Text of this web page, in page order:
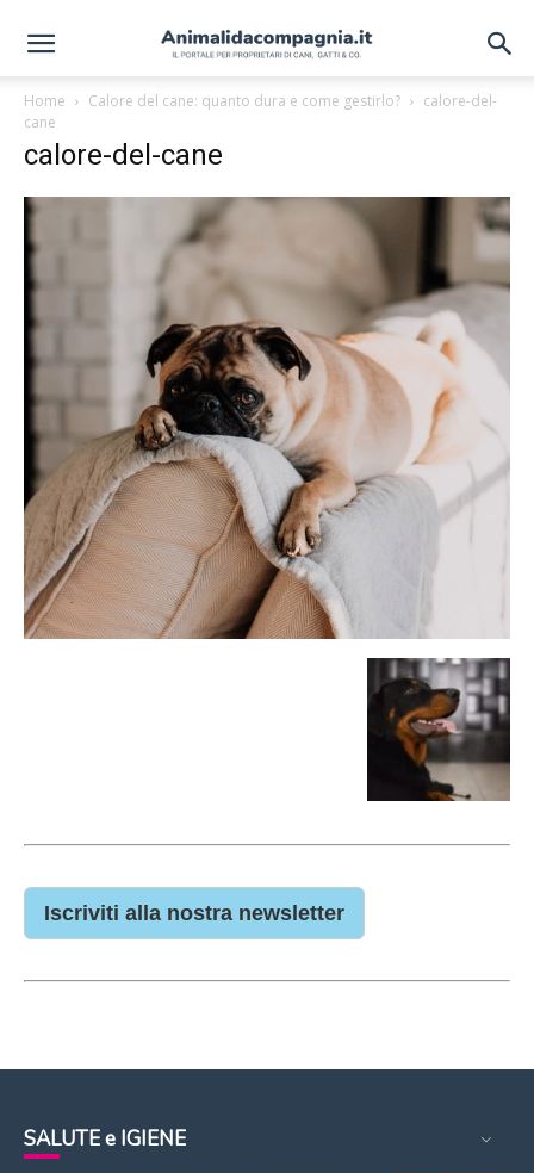
Home Calore del cane: quanto dura e come gestirlo?
calore-del-
cane
calore-del-cane
Iscriviti alla nostra newsletter
SALUTE e IGIENE